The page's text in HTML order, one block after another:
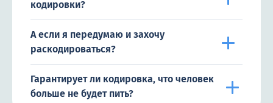
кодировки?
А если я передумаю и захочу
раскодироваться?
Гарантирует ли кодировка, что человек
больше не будет пить?